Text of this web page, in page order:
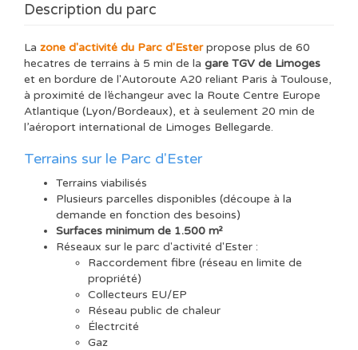
Description du parc
La zone d'activité du Parc d'Esterpropose plus de 60
hecatres de terrains à 5 min de la gare TGV de Limoges
et en bordure de l'Autoroute A20 reliant Paris à Toulouse,
à proximité de l’échangeur avec la Route Centre Europe
Atlantique (Lyon/Bordeaux), et à seulement 20 min de
l’aéroport international de Limoges Bellegarde.
Terrains sur le Parc d'Ester
Terrains viabilisés
Plusieurs parcelles disponibles (découpe à la
demande en fonction des besoins)
Surfaces minimum de 1.500 m²
Réseaux sur le parc d'activité d'Ester :
Raccordement fibre (réseau en limite de
propriété)
Collecteurs EU/EP
Réseau public de chaleur
Électrcité
Gaz